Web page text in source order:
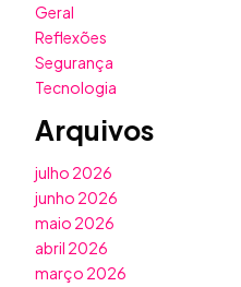
Geral
Reflexões
Segurança
Tecnologia
Arquivos
julho 2026
junho 2026
maio 2026
abril 2026
março 2026